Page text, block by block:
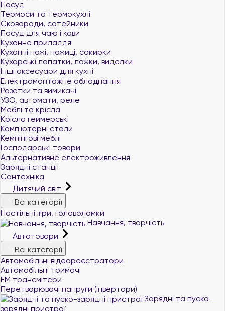
Посуд
Термоси та термокухлі
Сковороди, сотейники
Посуд для чаю і кави
Кухонне приладдя
Кухонні ножі, ножиці, сокирки
Кухарські лопатки, ложки, виделки
Інші аксесуари для кухні
Електромонтажне обладнання
Розетки та вимикачі
УЗО, автомати, реле
Меблі та крісла
Крісла геймерські
Комп'ютерні столи
Кемпінгові меблі
Господарські товари
Альтернативне електроживлення
Зарядні станції
Сантехніка
Дитячий світ
Всі категорії
Настільні ігри, головоломки
Навчання, творчість
Автотовари
Всі категорії
Автомобільні відеореєстратори
Автомобільні тримачі
FM трансмітери
Перетворювачі напруги (інвертори)
Зарядні та пуско-
зарядні пристрої